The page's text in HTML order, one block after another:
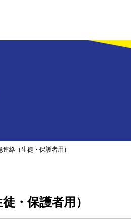
連絡（生徒・保護者用）
・保護者用）